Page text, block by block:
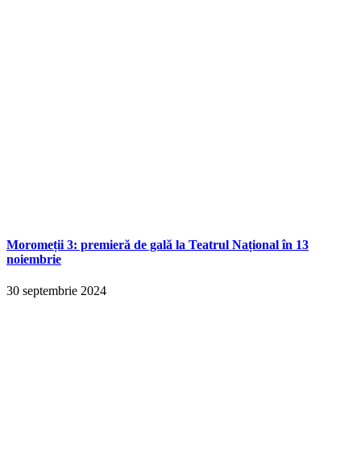
Moromeții 3: premieră de gală la Teatrul Național în 13
noiembrie
30 septembrie 2024